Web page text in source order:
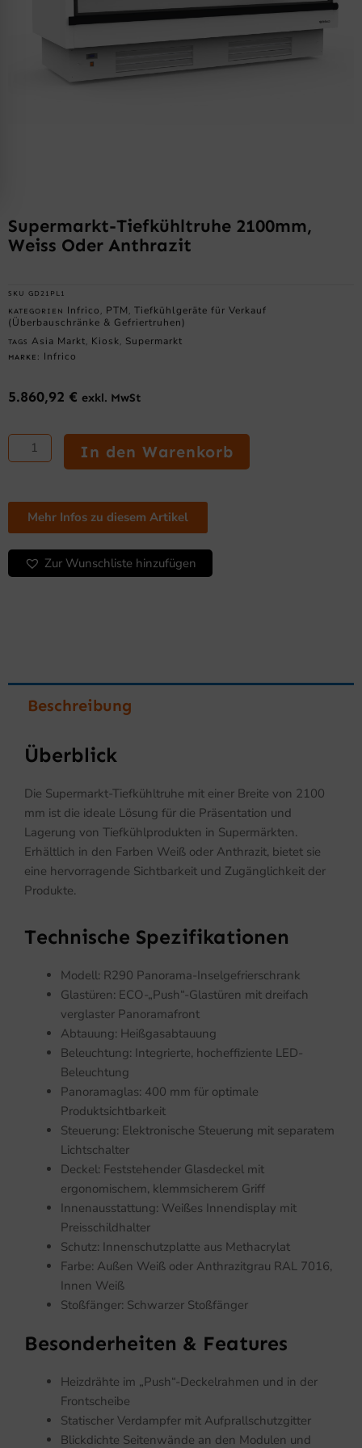
Supermarkt-Tiefkühltruhe 2100mm,
Weiss Oder Anthrazit
SKU GD21PL1
KATEGORIEN Infrico , PTM , Tiefkühlgeräte für Verkauf
(Überbauschränke & Gefriertruhen)
TAGS Asia Markt , Kiosk , Supermarkt
MARKE: Infrico
5.860,92 € exkl. MwSt
Supermarkt-
Tiefkühltruhe
2100mm,
oder
Anthrazit
Menge
In den Warenkorb
Mehr Infos zu diesem Artikel
Zur Wunschliste hinzufügen
Beschreibung
Überblick
Die Supermarkt-Tiefkühltruhe mit einer Breite von 2100
mm ist die ideale Lösung für die Präsentation und
Lagerung von Tiefkühlprodukten in Supermärkten.
Erhältlich in den Farben Weiß oder Anthrazit, bietet sie
eine hervorragende Sichtbarkeit und Zugänglichkeit der
Produkte.
Technische Spezifikationen
Modell: R290 Panorama-Inselgefrierschrank
Glastüren: ECO-„Push“-Glastüren mit dreifach
verglaster Panoramafront
Abtauung: Heißgasabtauung
Beleuchtung: Integrierte, hocheffiziente LED-
Beleuchtung
Panoramaglas: 400 mm für optimale
Produktsichtbarkeit
Steuerung: Elektronische Steuerung mit separatem
Lichtschalter
Deckel: Feststehender Glasdeckel mit
ergonomischem, klemmsicherem Griff
Innenausstattung: Weißes Innendisplay mit
Preisschildhalter
Schutz: Innenschutzplatte aus Methacrylat
Farbe: Außen Weiß oder Anthrazitgrau RAL 7016,
Innen Weiß
Stoßfänger: Schwarzer Stoßfänger
Besonderheiten & Features
Heizdrähte im „Push“-Deckelrahmen und in der
Frontscheibe
Statischer Verdampfer mit Aufprallschutzgitter
Blickdichte Seitenwände an den Modulen und